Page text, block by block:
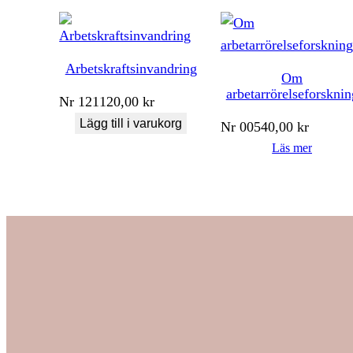
Arbetskraftsinvandring
Nr 121120,00kr
Lägg till i varukorg
Om
Nr 00540,00 kr
Läs mer